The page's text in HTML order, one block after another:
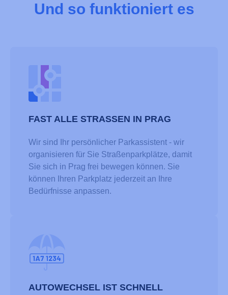
Und so funktioniert es
FAST ALLE STRASSEN IN PRAG
Wir sind Ihr persönlicher Parkassistent - wir
organisieren für Sie Straßenparkplätze, damit
Sie sich in Prag frei bewegen können. Sie
können Ihren Parkplatz jederzeit an Ihre
Bedürfnisse anpassen.
AUTOWECHSEL IST SCHNELL